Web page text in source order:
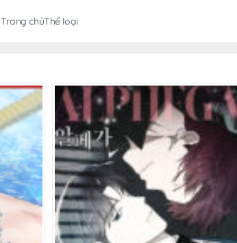
Trang chủThể loại